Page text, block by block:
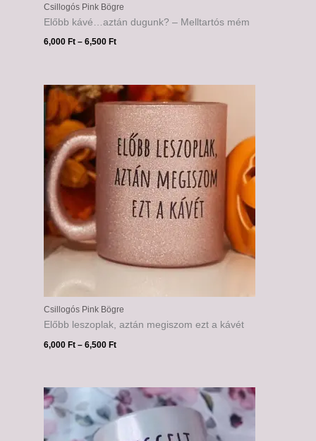
Csillogós Pink Bögre
Előbb kávé…aztán dugunk? – Melltartós mém
6,000 Ft – 6,500 Ft
Csillogós Pink Bögre
Előbb leszoplak, aztán megiszom ezt a kávét
6,000 Ft – 6,500 Ft
6,000 Ft
-
6,500 Ft
6,000 Ft
-
6,500 Ft